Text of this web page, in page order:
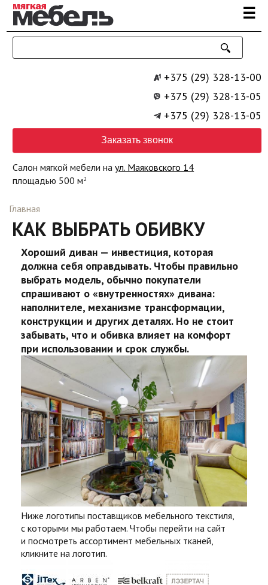
Перейти к основному содержанию ☰
+375 (29) 328-13-00
+375 (29) 328-13-05
+375 (29) 328-13-05
Заказать звонок
Салон мягкой мебели наул. Маяковского 14
площадью 500 м2
Главная
КАК ВЫБРАТЬ ОБИВКУ
Хороший диван — инвестиция, которая
должна себя оправдывать. Чтобы правильно
выбрать модель, обычно покупатели
спрашивают о «внутренностях» дивана:
наполнителе, механизме трансформации,
конструкции и других деталях. Но не стоит
забывать, что и обивка влияет на комфорт
при использовании и срок службы.
Ниже логотипы поставщиков мебельного текстиля,
с которыми мы работаем. Чтобы перейти на сайт
и посмотреть ассортимент мебельных тканей,
кликните на логотип.